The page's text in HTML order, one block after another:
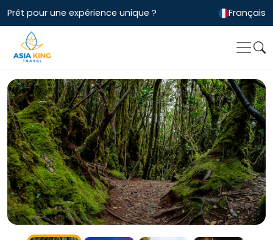
Prêt pour une expérience unique ? Français